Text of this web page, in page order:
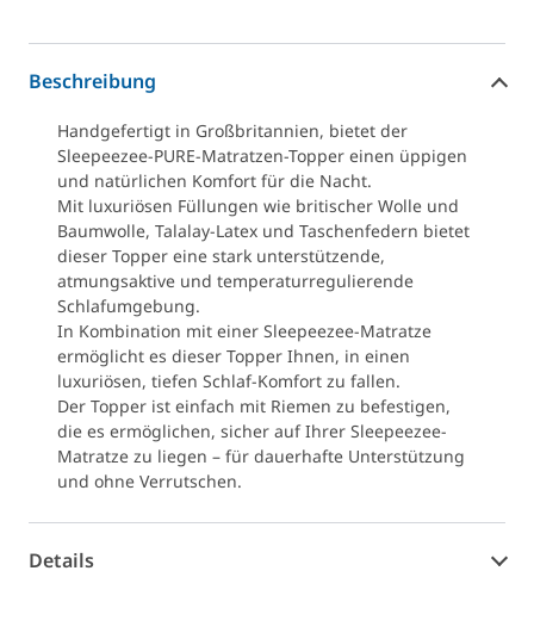
Beschreibung
Handgefertigt in Großbritannien, bietet der
Sleepeezee-PURE-Matratzen-Topper einen üppigen
und natürlichen Komfort für die Nacht.
Mit luxuriösen Füllungen wie britischer Wolle und
Baumwolle, Talalay-Latex und Taschenfedern bietet
dieser Topper eine stark unterstützende,
atmungsaktive und temperaturregulierende
Schlafumgebung.
In Kombination mit einer Sleepeezee-Matratze
ermöglicht es dieser Topper Ihnen, in einen
luxuriösen, tiefen Schlaf-Komfort zu fallen.
Der Topper ist einfach mit Riemen zu befestigen,
die es ermöglichen, sicher auf Ihrer Sleepeezee-
Matratze zu liegen – für dauerhafte Unterstützung
und ohne Verrutschen.
Details